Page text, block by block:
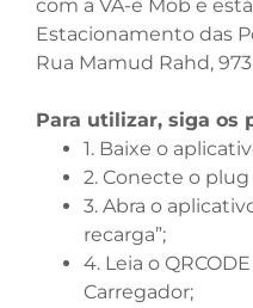
com a VA-e Mob e
Estacionamento das
Rua Mamud Rahd,
Para utilizar, siga os
1. Baixe o
2. Conecte o
3. Abra o
recarga”;
4. Leia o
Carregador;